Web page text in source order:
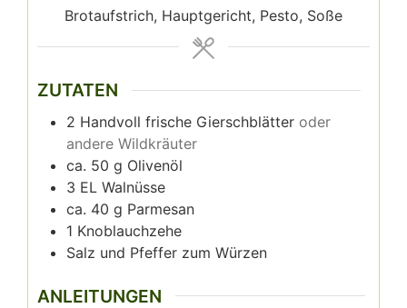
Brotaufstrich, Hauptgericht, Pesto, Soße
ZUTATEN
2 Handvoll frische Gierschblätter oder
andere Wildkräuter
ca. 50 g Olivenöl
3 EL Walnüsse
ca. 40 g Parmesan
1 Knoblauchzehe
Salz und Pfeffer zum Würzen
ANLEITUNGEN